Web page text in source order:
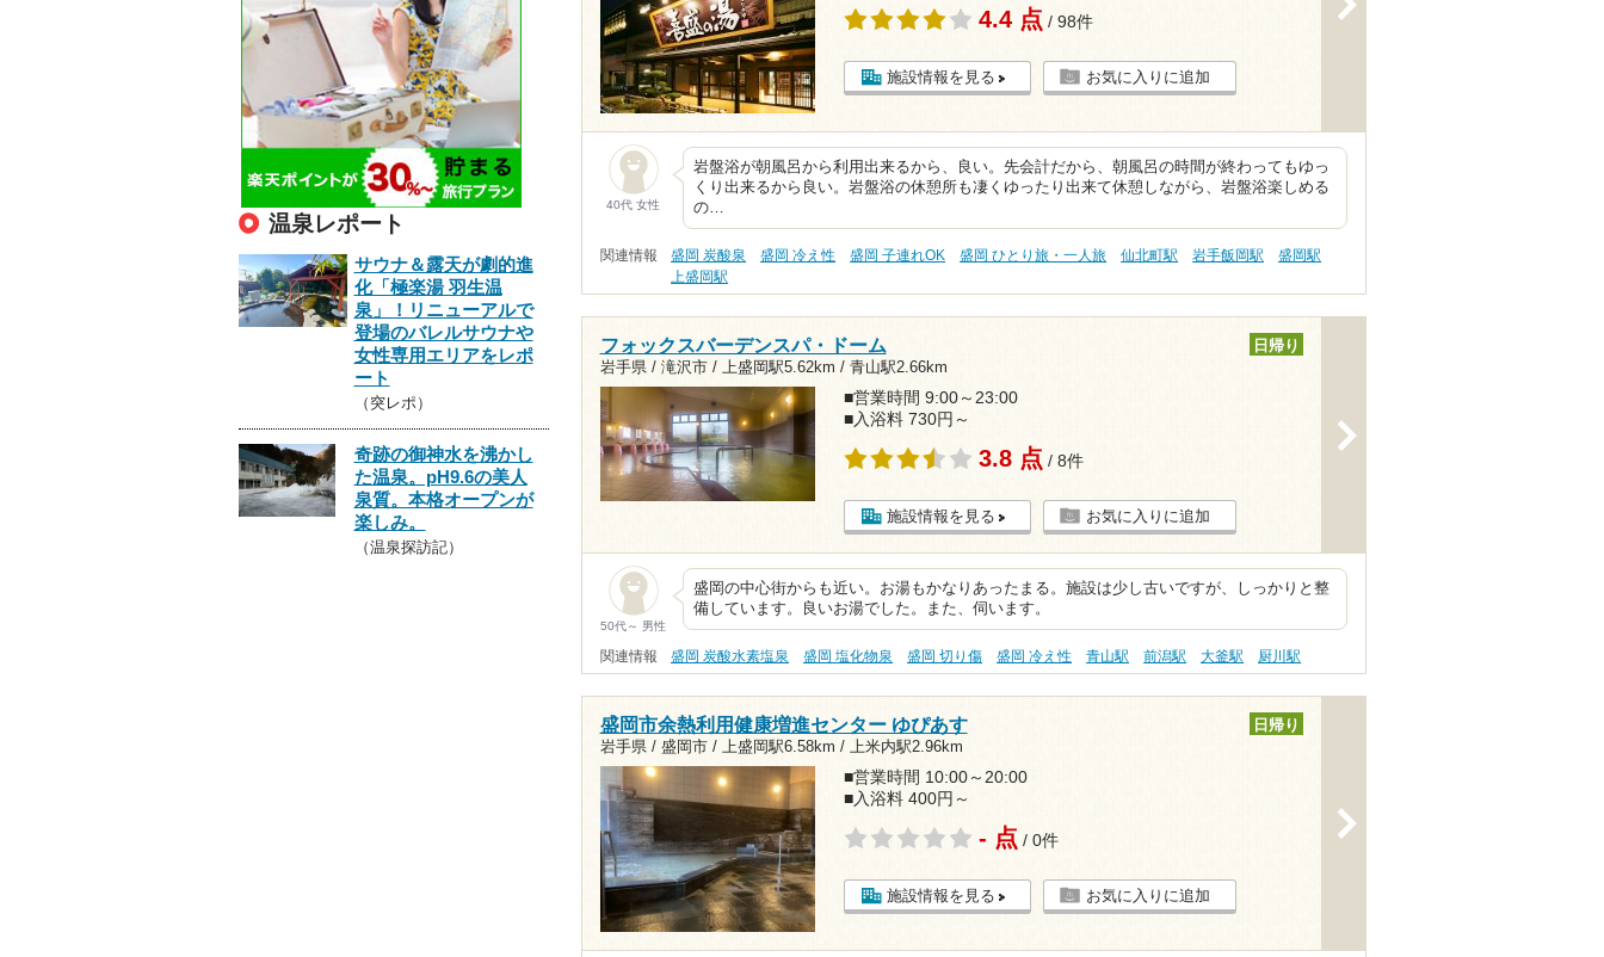
4.4 点 / 98件
施設情報を見る お気に入りに追加
40代 女性
岩盤浴が朝風呂から利用出来るから、良い。先会計だから、朝風呂の時間が終わってもゆっ
くり出来るから良い。岩盤浴の休憩所も凄くゆったり出来て休憩しながら、岩盤浴楽しめる
の…
関連情報 盛岡 炭酸泉 盛岡 冷え性 盛岡 子連れOK 盛岡 ひとり旅・一人旅 仙北町駅 岩手飯岡駅
盛岡駅
上盛岡駅
フォックスバーデンスパ・ドーム
岩手県 / 滝沢市 / 上盛岡駅5.62km / 青山駅2.66km
日帰り
■営業時間 9:00～23:00
■入浴料 730円～
3.8 点 / 8件
施設情報を見る お気に入りに追加
50代～ 男性
盛岡の中心街からも近い。お湯もかなりあったまる。施設は少し古いですが、しっかりと整
備しています。良いお湯でした。また、伺います。
関連情報 盛岡 炭酸水素塩泉 盛岡 塩化物泉 盛岡 切り傷 盛岡 冷え性 青山駅 前潟駅 大釜駅 厨川駅
盛岡市余熱利用健康増進センター ゆぴあす
岩手県 / 盛岡市 / 上盛岡駅6.58km / 上米内駅2.96km
日帰り
■営業時間 10:00～20:00
■入浴料 400円～
- 点 / 0件
施設情報を見る お気に入りに追加
温泉レポート
サウナ＆露天が劇的進
化「極楽湯 羽生温
泉」！リニューアルで
登場のバレルサウナや
女性専用エリアをレポ
ート
（突レポ）
奇跡の御神水を沸かし
た温泉。pH9.6の美人
泉質。本格オープンが
楽しみ。
（温泉探訪記）